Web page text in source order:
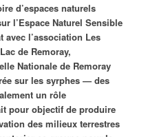
d’espaces naturels
l’Espace Naturel Sensible
avec l’association Les
de Remoray,
Nationale de Remoray
sur les syrphes — des
un rôle
pour objectif de produire
des milieux terrestres